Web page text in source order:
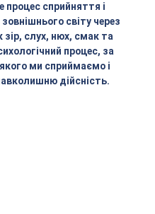
процес сприйняття і
світу через
зір, слух, нюх, смак та
процес, за
ми сприймаємо і
дійсність.